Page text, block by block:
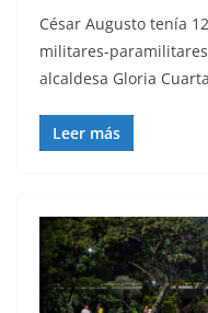
César Augusto tenía
militares-
alcaldesa Gloria
Leer más